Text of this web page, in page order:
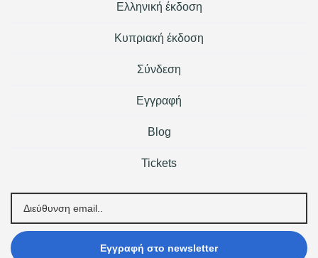
Ελληνική έκδοση
Κυπριακή έκδοση
Σύνδεση
Εγγραφή
Blog
Tickets
Εγγραφή στο newsletter